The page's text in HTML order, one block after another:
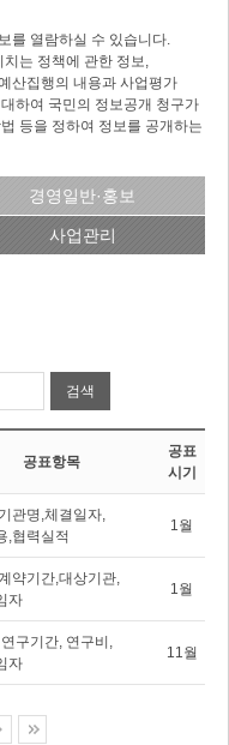
를 열람하실 수 있습니다.
는 정책에 관한 정보,
산집행의 내용과 사업평가
하여 국민의 정보공개 청구가
등을 정하여 정보를 공개하는
경영일반·홍보
사업관리
검색
공표항목
공표
시기
관명,체결일자,
,협력실적
1월
약기간,대상기관,
자
1월
구기간, 연구비,
자
11월